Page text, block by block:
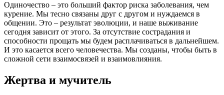
Одиночество – это больший фактор риска заболевания, чем
курение. Мы тесно связаны друг с другом и нуждаемся в
общении. Это – результат эволюции, и наше выживание
сегодня зависит от этого. За отсутствие сострадания и
способности прощать мы будем расплачиваться в дальнейшем.
И это касается всего человечества. Мы созданы, чтобы быть в
сложной сети взаимосвязей и взаимовлияния.
Жертва и мучитель